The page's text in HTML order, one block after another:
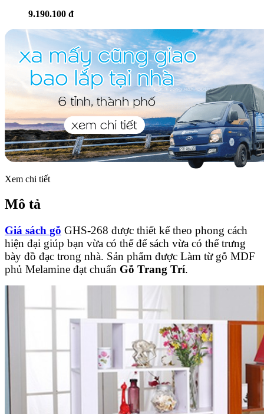
9.190.100 đ
Xem chi tiết
Mô tả
Giá sách gỗ GHS-268 được thiết kế theo phong cách
hiện đại giúp bạn vừa có thể để sách vừa có thể trưng
bày đồ đạc trong nhà. Sản phẩm được Làm từ gỗ MDF
phủ Melamine đạt chuẩn Gỗ Trang Trí.